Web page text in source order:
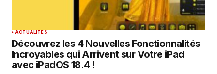
SUBMIT COMMENT
ACTUALITÉS
Découvrez les 4 Nouvelles Fonctionnalités
Incroyables qui Arrivent sur Votre iPad
avec iPadOS 18.4 !